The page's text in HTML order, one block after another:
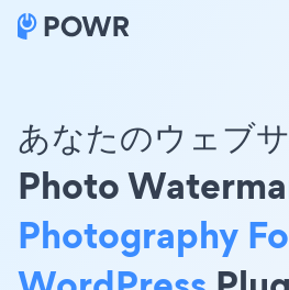
あなたのウェブ
Photo
Photography